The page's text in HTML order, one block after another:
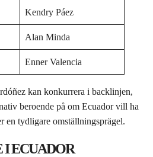
Kendry Páez
Alan Minda
Enner Valencia
kan konkurrera i backlinjen,
beroende på om Ecuador vill ha
en tydligare omställningsprägel.
ECUADOR